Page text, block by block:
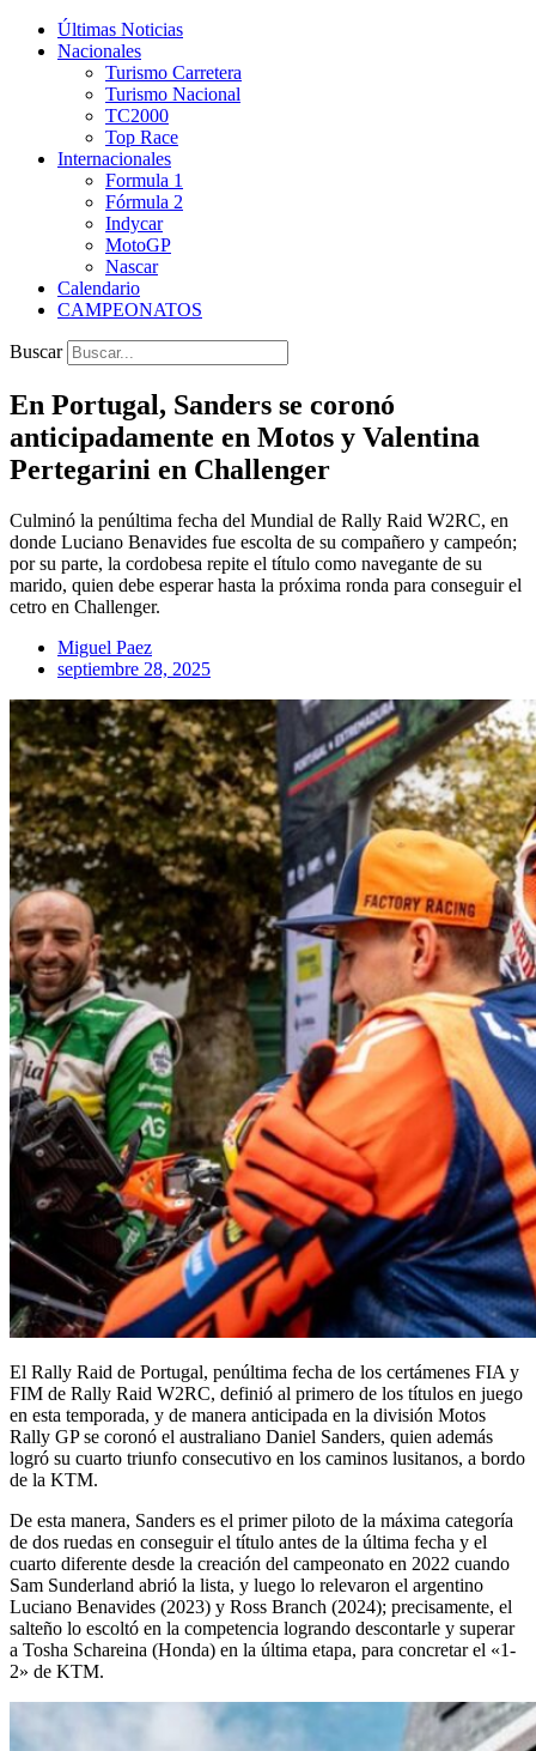
Últimas Noticias
Nacionales
Turismo Carretera
Turismo Nacional
TC2000
Top Race
Internacionales
Formula 1
Fórmula 2
Indycar
MotoGP
Nascar
Calendario
CAMPEONATOS
Buscar
En Portugal, Sanders se coronó
anticipadamente en Motos y Valentina
Pertegarini en Challenger
Culminó la penúltima fecha del Mundial de Rally Raid W2RC, en
donde Luciano Benavides fue escolta de su compañero y campeón;
por su parte, la cordobesa repite el título como navegante de su
marido, quien debe esperar hasta la próxima ronda para conseguir el
cetro en Challenger.
Miguel Paez
septiembre 28, 2025
El Rally Raid de Portugal, penúltima fecha de los certámenes FIA y
FIM de Rally Raid W2RC, definió al primero de los títulos en juego
en esta temporada, y de manera anticipada en la división Motos
Rally GP se coronó el australiano Daniel Sanders, quien además
logró su cuarto triunfo consecutivo en los caminos lusitanos, a bordo
de la KTM.
De esta manera, Sanders es el primer piloto de la máxima categoría
de dos ruedas en conseguir el título antes de la última fecha y el
cuarto diferente desde la creación del campeonato en 2022 cuando
Sam Sunderland abrió la lista, y luego lo relevaron el argentino
Luciano Benavides (2023) y Ross Branch (2024); precisamente, el
salteño lo escoltó en la competencia logrando descontarle y superar
a Tosha Schareina (Honda) en la última etapa, para concretar el «1-
2» de KTM.